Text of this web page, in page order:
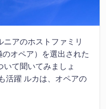
アのホストファミリ
オペア）を選出された
いて聞いてみましょ
活躍 ルカは、オペアの